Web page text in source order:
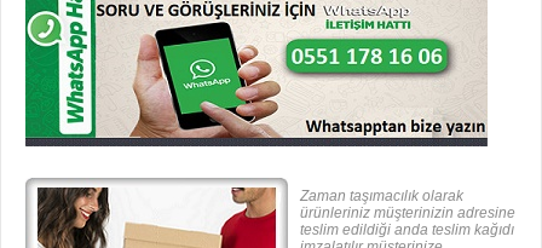
Zaman taşımacılık olarak
ürünleriniz müşterinizin adresine
teslim edildiği anda teslim kağıdı